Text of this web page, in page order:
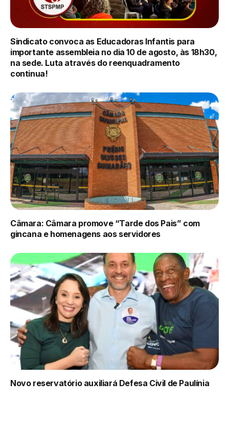
Sindicato convoca as Educadoras Infantis para
importante assembleia no dia 10 de agosto, às 18h30,
na sede. Luta através do reenquadramento
continua!
Câmara: Câmara promove “Tarde dos Pais” com
gincana e homenagens aos servidores
Novo reservatório auxiliará Defesa Civil de Paulínia